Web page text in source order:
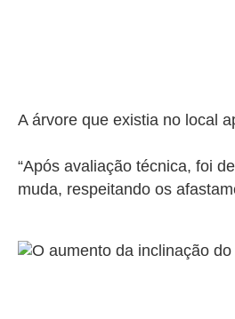
A árvore que existia no local
“Após avaliação técnica, foi
muda, respeitando os